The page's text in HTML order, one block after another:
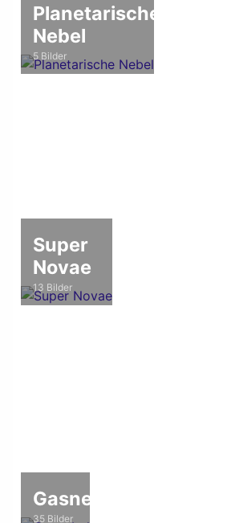
Planetarische
Nebel
5 Bilder
Super
Novae
13 Bilder
Gasnebel
35 Bilder